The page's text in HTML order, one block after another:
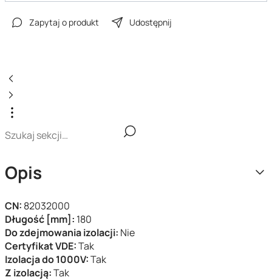
Zapytaj o produkt Udostępnij
Opis
CN: 82032000
Długość [mm]: 180
Do zdejmowania izolacji: Nie
Certyfikat VDE:Tak
Izolacja do 1000V:Tak
Z izolacją:Tak